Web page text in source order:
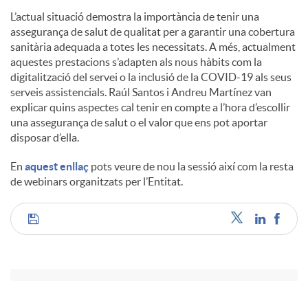
L’actual situació demostra la importància de tenir una
assegurança de salut de qualitat per a garantir una cobertura
sanitària adequada a totes les necessitats. A més, actualment
aquestes prestacions s’adapten als nous hàbits com la
digitalització del servei o la inclusió de la COVID-19 als seus
serveis assistencials. Raúl Santos i Andreu Martínez van
explicar quins aspectes cal tenir en compte a l’hora d’escollir
una assegurança de salut o el valor que ens pot aportar
disposar d’ella.
En aquest enllaç pots veure de nou la sessió així com la resta
de webinars organitzats per l’Entitat.
C